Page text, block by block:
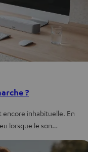
?
encore inhabituelle. En
lorsque le son…